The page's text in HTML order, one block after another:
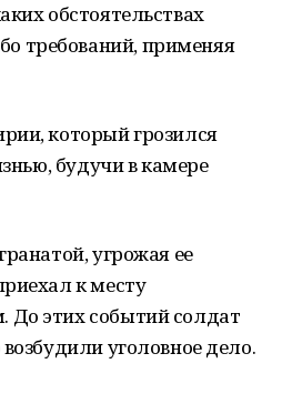
обстоятельствах
требований, применяя
который грозился
будучи в камере
угрожая ее
к месту
До этих событий солдат
уголовное дело.